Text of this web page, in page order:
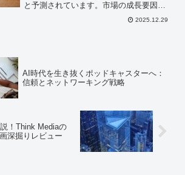
と予測されています。市場の成長要因や
今後の展開について解説します。2025.12.29
AI時代を生き抜くポッドキャスターへ：
信頼とネットワーキング戦略
！Think Mediaの
深掘りレビュー